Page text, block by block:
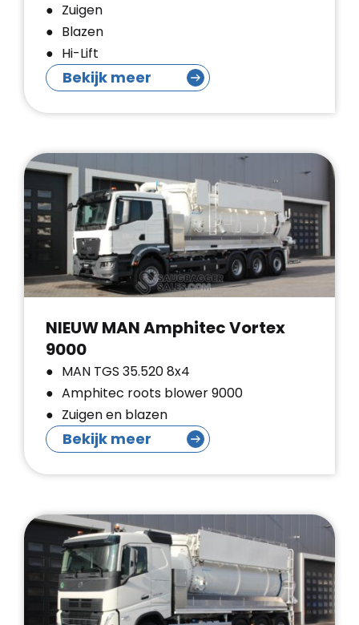
Zuigen
Blazen
Hi-Lift
Bekijk meer
NIEUW MAN Amphitec Vortex
9000
MAN TGS 35.520 8x4
Amphitec roots blower 9000
Zuigen en blazen
Bekijk meer